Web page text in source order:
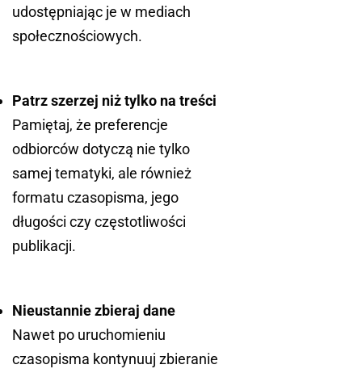
udostępniając je w mediach
społecznościowych.
Patrz szerzej niż tylko na treści
Pamiętaj, że preferencje
odbiorców dotyczą nie tylko
samej tematyki, ale również
formatu czasopisma, jego
długości czy częstotliwości
publikacji.
Nieustannie zbieraj dane
Nawet po uruchomieniu
czasopisma kontynuuj zbieranie